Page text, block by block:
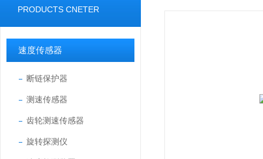
PRODUCTS CNETER
速度传感器
断链保护器
测速传感器
齿轮测速传感器
旋转探测仪